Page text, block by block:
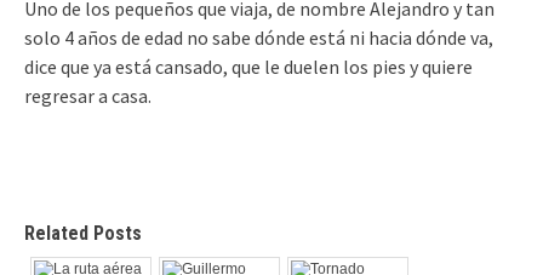
Uno de los pequeños que viaja, de nombre Alejandro y tan
solo 4 años de edad no sabe dónde está ni hacia dónde va,
dice que ya está cansado, que le duelen los pies y quiere
regresar a casa.
Related Posts